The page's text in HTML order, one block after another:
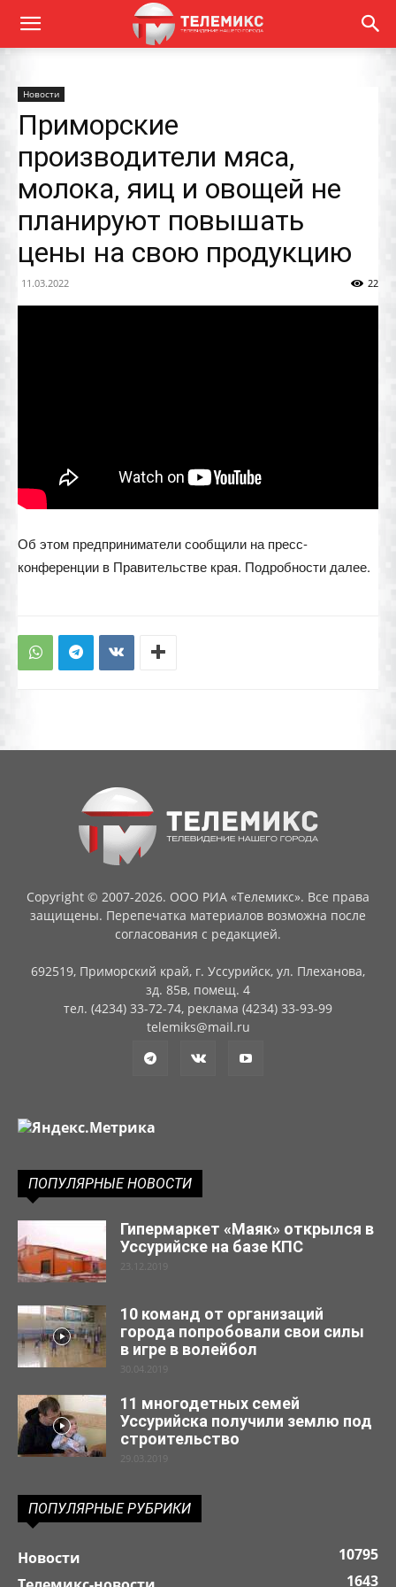
Новости
Приморские
производители мяса,
молока, яиц и овощей не
планируют повышать
цены на свою продукцию
11.03.2022 22
Об этом предприниматели сообщили на пресс-
конференции в Правительстве края. Подробности далее.
Copyright © 2007-2026. ООО РИА «Телемикс». Все права
защищены. Перепечатка материалов возможна после
согласования с редакцией.
692519, Приморский край, г. Уссурийск, ул. Плеханова,
зд. 85в, помещ. 4
тел. (4234) 33-72-74, реклама (4234) 33-93-99
telemiks@mail.ru
ПОПУЛЯРНЫЕ НОВОСТИ
Гипермаркет «Маяк» открылся в
Уссурийске на базе КПС
23.12.2019
10 команд от организаций
города попробовали свои силы
в игре в волейбол
30.04.2019
11 многодетных семей
Уссурийска получили землю под
строительство
29.03.2019
ПОПУЛЯРНЫЕ РУБРИКИ
Новости
10795
1643